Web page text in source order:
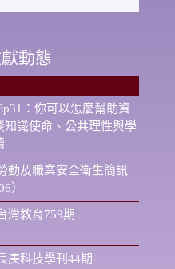
動態
：你可以怎麼幫助資
識使命、公共理性與學
動及職業安全衛生簡訊
）
灣教育759期
庚科技學刊44期